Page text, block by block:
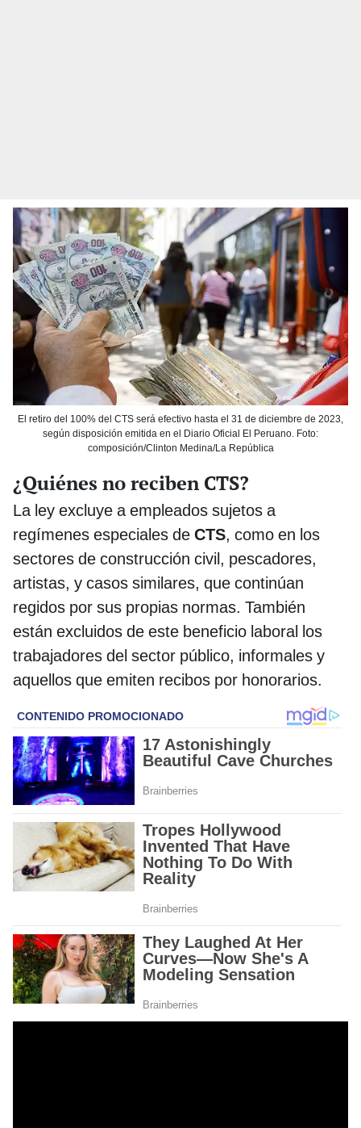
El retiro del 100% del CTS será efectivo hasta el 31 de diciembre de 2023,
según disposición emitida en el Diario Oficial El Peruano. Foto:
composición/Clinton Medina/La República
¿Quiénes no reciben CTS?
La ley excluye a empleados sujetos a
regímenes especiales de CTS, como en los
sectores de construcción civil, pescadores,
artistas, y casos similares, que continúan
regidos por sus propias normas. También
están excluidos de este beneficio laboral los
trabajadores del sector público, informales y
aquellos que emiten recibos por honorarios.